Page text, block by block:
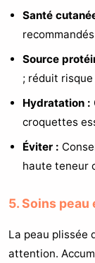
Santé
Source
; réduit
Hydratation :
croquettes
Éviter :
haute teneur
5. Soins
La peau plissée
attention.